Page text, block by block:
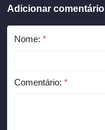
Adicionar comentário
Nome: *
Comentário: *